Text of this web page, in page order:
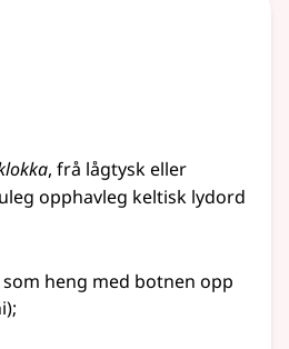
, frå lågtyskeller
opphavleg keltisk lydord
heng med botnen opp
;